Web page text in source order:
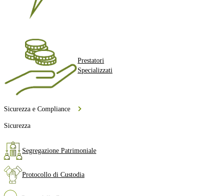
Prestatori
Specializzati
Sicurezza e Compliance
Sicurezza
Segregazione Patrimoniale
Protocollo di Custodia